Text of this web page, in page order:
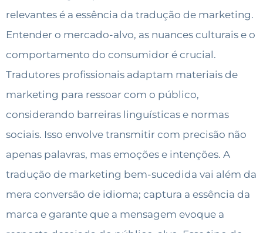
relevantes é a essência da tradução de marketing.
Entender o mercado-alvo, as nuances culturais e o
comportamento do consumidor é crucial.
Tradutores profissionais adaptam materiais de
marketing para ressoar com o público,
considerando barreiras linguísticas e normas
sociais. Isso envolve transmitir com precisão não
apenas palavras, mas emoções e intenções. A
tradução de marketing bem-sucedida vai além da
mera conversão de idioma; captura a essência da
marca e garante que a mensagem evoque a